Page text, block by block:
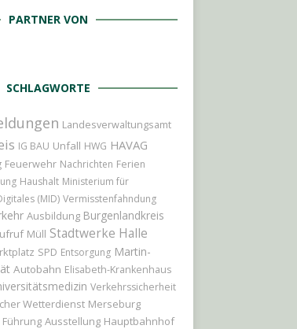
PARTNER VON
SCHLAGWORTE
Landesverwaltungsamt
IG BAU Unfall HWG HAVAG
Feuerwehr Nachrichten Ferien
Haushalt Ministerium für
(MID) Vermisstenfahndung
Ausbildung Burgenlandkreis
Müll Stadtwerke Halle
SPD Entsorgung Martin-
Autobahn Elisabeth-Krankenhaus
Verkehrssicherheit
Wetterdienst Merseburg
Führung Ausstellung Hauptbahnhof